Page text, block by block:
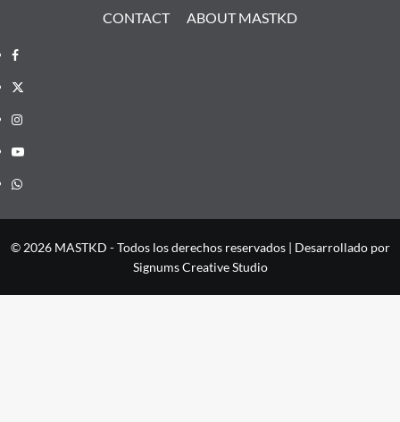
CONTACT ABOUT MASTKD
Facebook
X
Instagram
YouTube
Whatsapp